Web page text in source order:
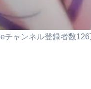
チャンネル登録者数